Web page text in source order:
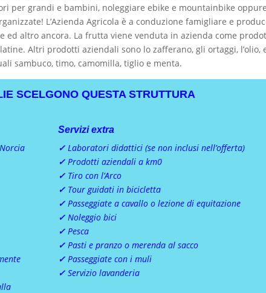
per grandi e bambini, noleggiare ebike e mountainbike
L’Azienda Agricola è a conduzione famigliare e
ed altro ancora. La frutta viene venduta in azienda come
Altri prodotti aziendali sono lo zafferano, gli ortaggi, l’olio,
sambuco, timo, camomilla, tiglio e menta.
SCELGONO QUESTA STRUTTURA
Servizi extra
✓ Laboratori didattici (se non inclusi nell’offerta)
✓ Prodotti aziendali a km0
✓ Tiro con l’Arco
✓ Tour guidati in bicicletta
✓ Passeggiate a cavallo o lezione di equitazione
✓ Noleggio bici
✓ Pesca
✓ Pasti e pranzo o merenda al sacco
✓ Passeggiate con i muli
✓ Servizio lavanderia